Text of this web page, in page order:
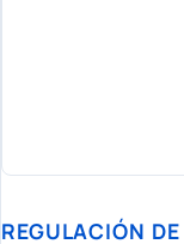
REGULACIÓN